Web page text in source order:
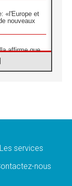
«l'Europe et
nouveaux
affirme que
humaine»
renforcera
Les services
nous